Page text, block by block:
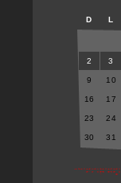
D L
2 3
9 10
16 17
23 24
30 31